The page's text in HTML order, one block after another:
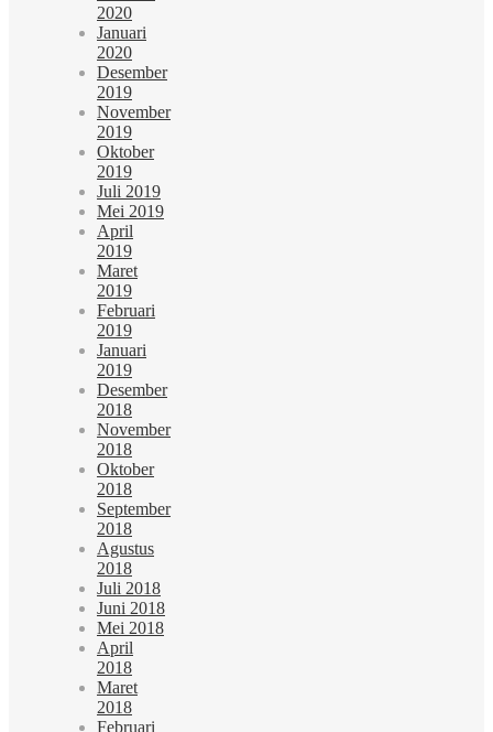
2020
Januari
2020
Desember
2019
November
2019
Oktober
2019
Juli 2019
Mei 2019
April
2019
Maret
2019
Februari
2019
Januari
2019
Desember
2018
November
2018
Oktober
2018
September
2018
Agustus
2018
Juli 2018
Juni 2018
Mei 2018
April
2018
Maret
2018
Februari